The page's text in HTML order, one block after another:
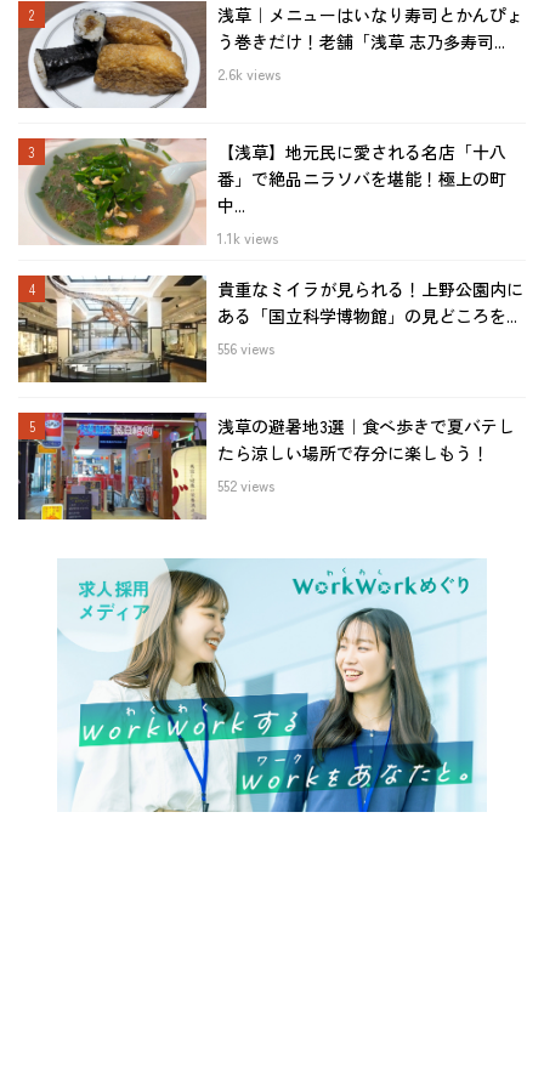
浅草｜メニューはいなり寿司とかんぴょ
う巻きだけ！老舗「浅草 志乃多寿司...
2.6k views
【浅草】地元民に愛される名店「十八
番」で絶品ニラソバを堪能！極上の町
中...
1.1k views
貴重なミイラが見られる！上野公園内に
ある「国立科学博物館」の見どころを...
556 views
浅草の避暑地3選｜食べ歩きで夏バテし
たら涼しい場所で存分に楽しもう！
552 views